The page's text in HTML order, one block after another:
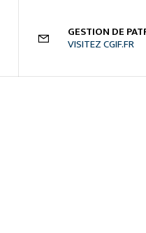
GESTION DE
VISITEZ CGIF.FR